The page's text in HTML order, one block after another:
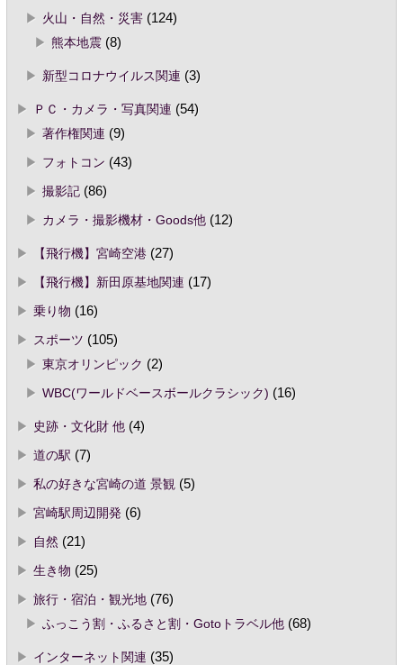
火山・自然・災害(124)
熊本地震(8)
新型コロナウイルス関連 (3)
ＰＣ・カメラ・写真関連 (54)
著作権関連 (9)
フォトコン (43)
撮影記(86)
カメラ・撮影機材・Goods他(12)
【飛行機】宮崎空港(27)
【飛行機】新田原基地関連 (17)
乗り物 (16)
スポーツ (105)
東京オリンピック (2)
WBC(ワールドベースボールクラシック) (16)
史跡・文化財 他(4)
道の駅 (7)
私の好きな宮崎の道 景観 (5)
宮崎駅周辺開発(6)
自然 (21)
生き物 (25)
旅行・宿泊・観光地(76)
ふっこう割・ふるさと割・Gotoトラベル他(68)
インターネット関連 (35)